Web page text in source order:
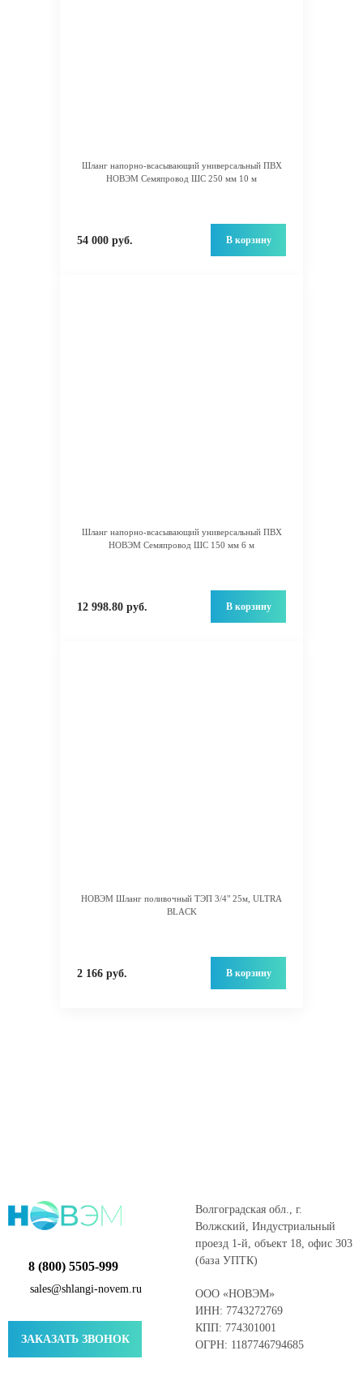
Шланг напорно-всасывающий универсальный ПВХ
НОВЭМ Семяпровод ШС 250 мм 10 м
54 000 руб. В корзину
Шланг напорно-всасывающий универсальный ПВХ
НОВЭМ Семяпровод ШС 150 мм 6 м
12 998.80 руб. В корзину
НОВЭМ Шланг поливочный ТЭП 3/4" 25м, ULTRA
BLACK
2 166 руб. В корзину
8 (800) 5505-999
sales@shlangi-novem.ru
ЗАКАЗАТЬ ЗВОНОК
Волгоградская обл., г.
Волжский, Индустриальный
проезд 1-й, объект 18, офис 303
(база УПТК)
ООО «НОВЭМ»
ИНН: 7743272769
КПП: 774301001
ОГРН: 1187746794685